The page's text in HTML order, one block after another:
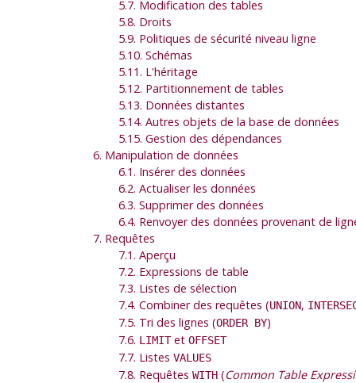
5.7. Modification des tables
5.8. Droits
5.9. Politiques de sécurité niveau ligne
5.10. Schémas
5.11. L'héritage
5.12. Partitionnement de tables
5.13. Données distantes
5.14. Autres objets de la base de données
5.15. Gestion des dépendances
6. Manipulation de données
6.1. Insérer des données
6.2. Actualiser les données
6.3. Supprimer des données
6.4. Renvoyer des données provenant de
7. Requêtes
7.1. Aperçu
7.2. Expressions de table
7.3. Listes de sélection
7.4. Combiner des requêtes (UNION,
7.5. Tri des lignes (ORDER BY)
7.6. LIMITet OFFSET
7.7. Listes VALUES
7.8. Requêtes WITH(Common Table